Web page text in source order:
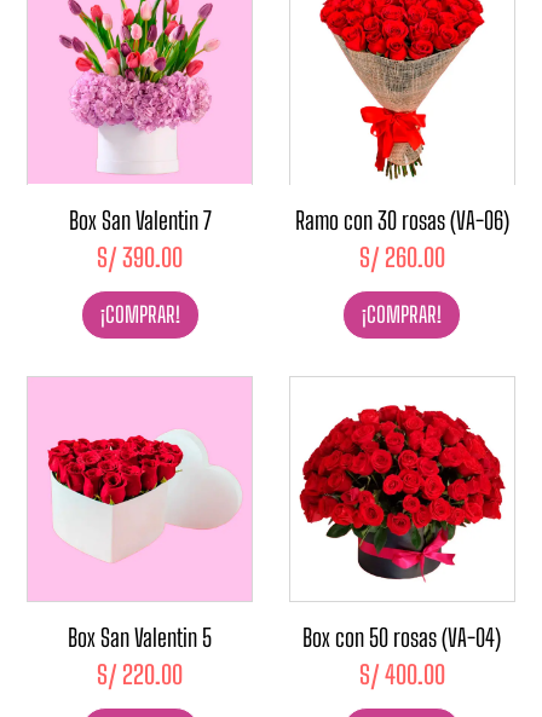
Box San Valentin 7
S/390.00
¡COMPRAR!
Ramo con 30 rosas (VA-06)
S/260.00
¡COMPRAR!
Box San Valentin 5
S/ 220.00
Box con 50 rosas (VA-04)
S/400.00